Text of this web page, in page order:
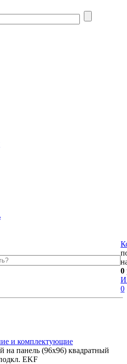
0
0
и комплектующие
на панель (96х96) квадратный
EKF